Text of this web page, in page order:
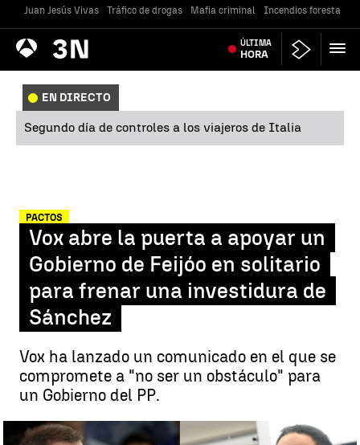
Juan Jesús Vivas Tráfico de drogas Mafia criminal Incendios forestales
Antena
3 Noticias ÚLTIMA
HORA
EN DIRECTO
Segundo día de controles a los viajeros de Italia
PACTOS
Vox abre la puerta a apoyar un
Gobierno de Feijóo en solitario
para frenar una investidura de
Sánchez
Vox ha lanzado un comunicado en el que se
compromete a "no ser un obstáculo" para
un Gobierno del PP.
Vox abre la puerta a apoyar un Gobierno de Feijóo en solitario |